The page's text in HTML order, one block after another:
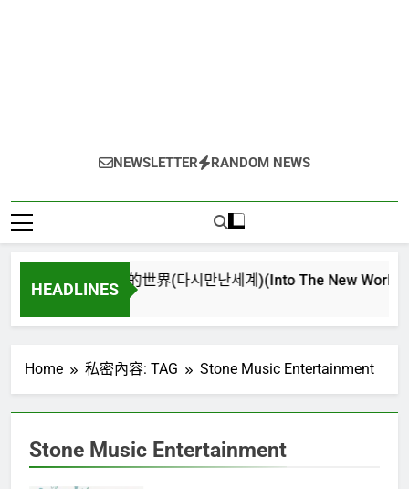
NEWSLETTER RANDOM NEWS
HEADLINES
再次重逢的世界(다시만난세계)(Into The New World)
Home 私密內容: TAG Stone Music Entertainment
Stone Music Entertainment